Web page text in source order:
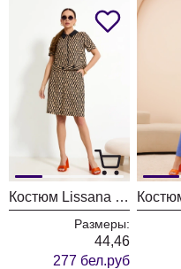
Костюм Lissana 4910
Размеры:
44,46
277 бел.руб